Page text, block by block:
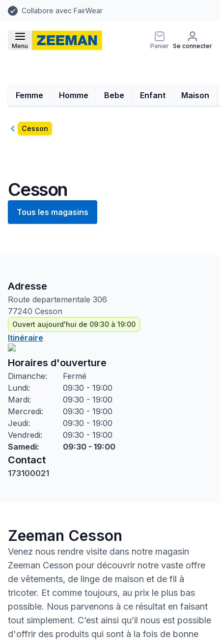
Collabore avec FairWear
Menu Panier Se connecter
Femme Homme Bebe Enfant Maison
RetourCesson
Cesson
Tous les magasins
Adresse
Route departementale 306
77240 Cesson
Ouvert aujourd'hui de 09:30 à 19:00
Itinéraire
Horaires d'ouverture
Dimanche:
Fermé
Lundi:
09:30 - 19:00
Mardi:
09:30 - 19:00
Mercredi:
09:30 - 19:00
Jeudi:
09:30 - 19:00
Vendredi:
09:30 - 19:00
Samedi: 09:30 - 19:00
Contact
173100021
Zeeman Cesson
Venez nous rendre visite dans notre magasin
Zeeman Cesson pour découvrir notre vaste offre
de vêtements, de linge de maison et de fil à
tricoter. Et comme toujours, au prix le plus bas
possible. Nous parvenons à ce résultat en faisant
tout simplement. C’est ainsi qu’il nous est possible
d'offrir des produits qui sont à la fois de bonne